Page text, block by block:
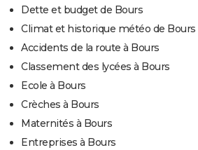
Dette et budget de Bours
Climat et historique météo de Bours
Accidents de la route à Bours
Classement des lycées à Bours
Ecole à Bours
Crèches à Bours
Maternités à Bours
Entreprises à Bours